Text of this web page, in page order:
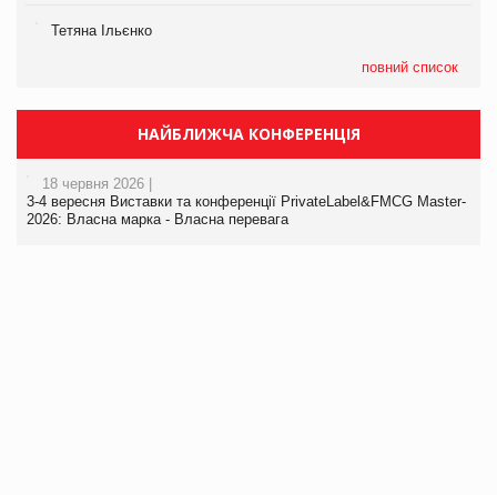
Тетяна Ільєнко
повний список
НАЙБЛИЖЧА КОНФЕРЕНЦІЯ
18 червня 2026 |
3-4 вересня Виставки та конференції PrivateLabel&FMCG Master-
2026: Власна марка - Власна перевага